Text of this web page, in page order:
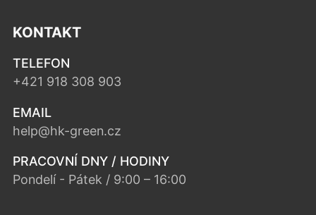
KONTAKT
TELEFON
+421 918 308 903
EMAIL
help@hk-green.cz
PRACOVNÍ DNY / HODINY
Pondelí - Pátek / 9:00 – 16:00